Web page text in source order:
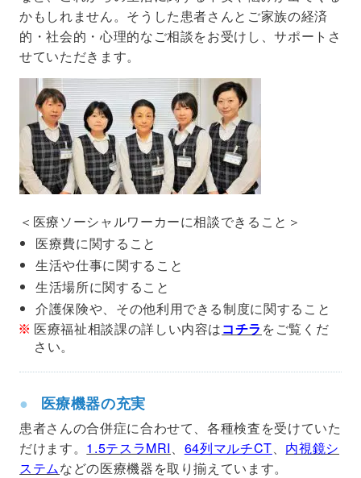
かもしれません。そうした患者さんとご家族の経済
的・社会的・心理的なご相談をお受けし、サポートさ
せていただきます。
＜医療ソーシャルワーカーに相談できること＞
医療費に関すること
生活や仕事に関すること
生活場所に関すること
介護保険や、その他利用できる制度に関すること
医療福祉相談課の詳しい内容はコチラ をご覧くだ
さい。
医療機器の充実
患者さんの合併症に合わせて、各種検査を受けていた
だけます。 1.5テスラMRI 64列マルチCT
内視鏡シ
ステムなどの医療機器を取り揃えています。